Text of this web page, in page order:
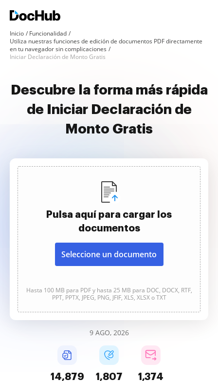
Inicio
Funcionalidad
Utiliza nuestras funciones de edición de documentos PDF directamente
en tu navegador sin complicaciones
Iniciar Declaración de Monto Gratis
Descubre la forma más rápida
de Iniciar Declaración de
Monto Gratis
Pulsa aquí para cargar los
documentos
Seleccione un documento
Hasta 100 MB para PDF y hasta 25 MB para DOC, DOCX, RTF,
PPT, PPTX, JPEG, PNG, JFIF, XLS, XLSX o TXT
9 AGO, 2026
14,879 1,807 1,374